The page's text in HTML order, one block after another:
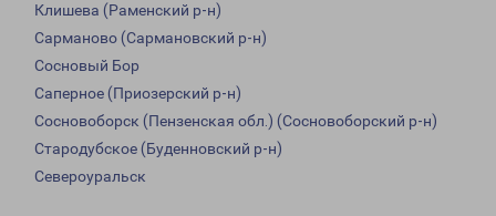
Клишева (Раменский р-н)
Сарманово (Сармановский р-н)
Сосновый Бор
Саперное (Приозерский р-н)
Сосновоборск (Пензенская обл.) (Сосновоборский р-н)
Стародубское (Буденновский р-н)
Североуральск